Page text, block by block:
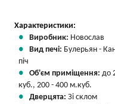
Характеристики:
Виробник: Новослав
Вид печі: Булерьян -
піч
Об'єм приміщення: до
куб., 200 - 400 м.куб.
Дверцята: Зі склом